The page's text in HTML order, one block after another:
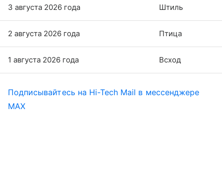
3 августа 2026 года Штиль
2 августа 2026 года Птица
1 августа 2026 года Всход
Подписывайтесь на Hi-Tech Mail в мессенджере
MAX